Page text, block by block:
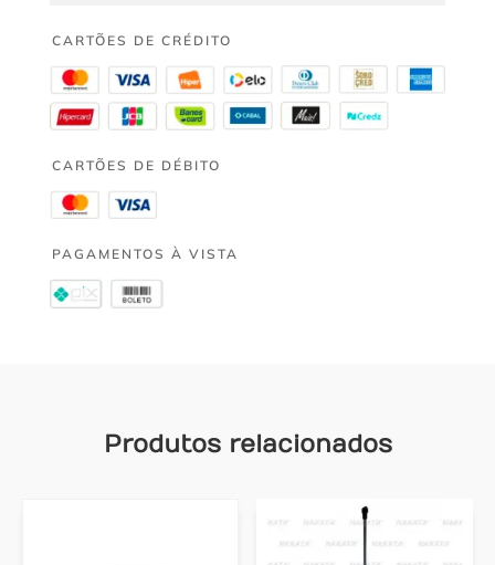
CARTÕES DE CRÉDITO
CARTÕES DE DÉBITO
PAGAMENTOS À VISTA
Produtos relacionados